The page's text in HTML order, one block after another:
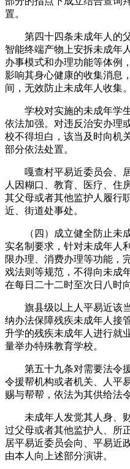
置。
第四十四条未成年人的父
智能终端产物上安拆未成年
办事模式和办理功能等体例
影响其身心健康的收集消息
间，无效防止未成年人收集。
学校对实施的未成年学生
依法加强。对违反治安办理
校不得坦白，该当及时向机
部分依法处置。
嘎查村平易近委员会、居
人因糊口、教育、医疗、住
其父母或者其他监护人履行
近、街道处事处。
（四）成立健全防止未成
实名制要求，针对未成年人
限办理、消费办理等功能，
戏法则等规范，不得向未成
在每日二十二时至次日八时
旗县级以上人平易近该当
纳办法保障残疾未成年人接
升学的残疾未成年人进行就
量举办特殊教育学校。
第五十九条对需要法令援
令援帮机构或者机关、人平
赐与帮帮，依法为其供给法
未成年人发觉其人身、财
过父母或者其他监护人、所
居平易近委员会向、平易近
由本人向上述部分演讲。